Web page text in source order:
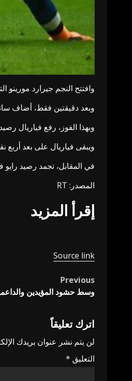
وافتتح النجم جيرارد مورينو التسجيل لـ”الغواصات
وبعد دقيقتين فقط، أضاف
وبهذا الفوز، رفع فياريال رصيده إلى 23 نقطة، ليرتقي مؤقتا إلى المركز الثاني في جدول ترتيب الليغا، مزيحا برشلونة (22 نقطة) الذي يخوض
ويبقى فياريال على بعد أربع
في المقابل، تجمد رصيد رايو فايكانو عند 14 نقطة،
المصدر: RT
إقرأ المزيد
Source link
Post
navigation
Previous
وسط حشود المؤيدين
اترك تعليقاً
لن يتم نشر عنوان بريدك
التعليق *